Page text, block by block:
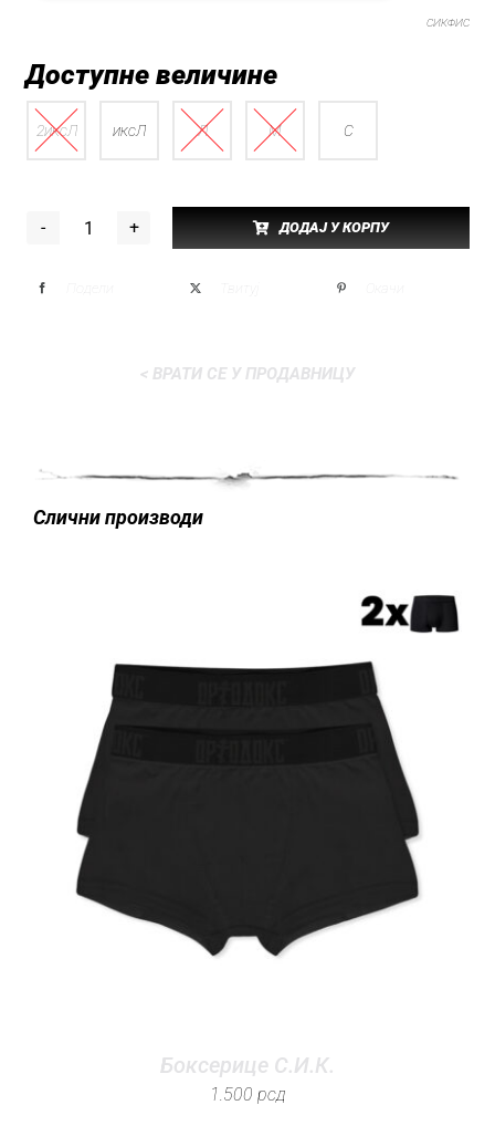
СИКФИС
Доступне величине
2иксЛ иксЛ Л М С
С.И.К.
ДОДАЈ У КОРПУ
< ВРАТИ СЕ У ПРОДАВНИЦУ
Слични производи
Боксерице С.И.К.
1.500 рсд